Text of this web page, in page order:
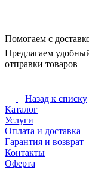
Помогаем с
Предлагаем
отправки товаров
Назад к списку
Каталог
Услуги
Оплата и доставка
Гарантия и возврат
Контакты
Оферта